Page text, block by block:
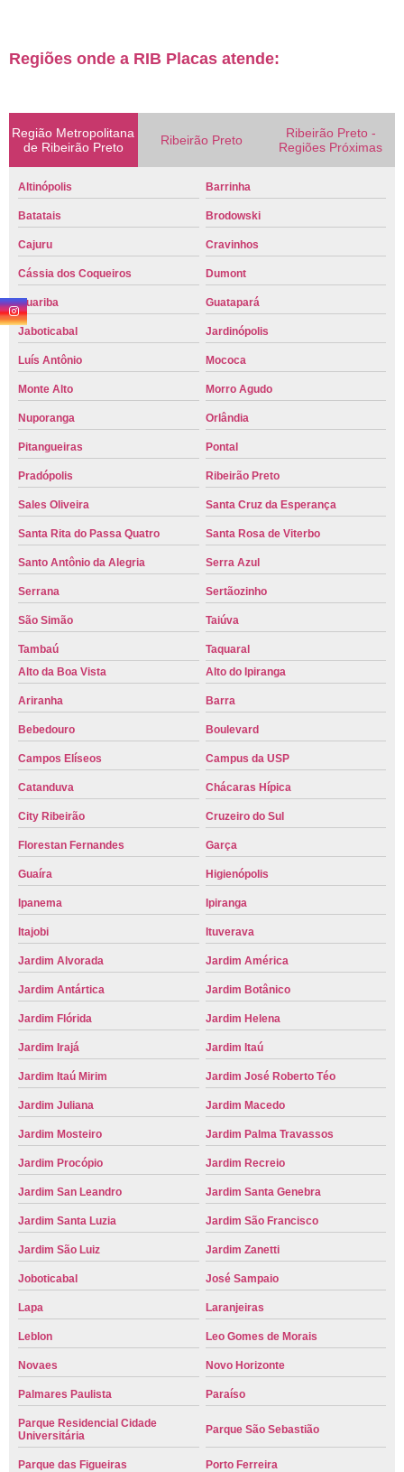
Regiões onde a RIB Placas atende:
Região Metropolitana
de Ribeirão Preto
Ribeirão Preto
Ribeirão Preto -
Regiões Próximas
Altinópolis Barrinha
Batatais Brodowski
Cajuru Cravinhos
Cássia dos Coqueiros Dumont
Guariba Guatapará
Jaboticabal Jardinópolis
Luís Antônio Mococa
Monte Alto Morro Agudo
Nuporanga Orlândia
Pitangueiras Pontal
Pradópolis Ribeirão Preto
Sales Oliveira Santa Cruz da Esperança
Santa Rita do Passa Quatro Santa Rosa de Viterbo
Santo Antônio da Alegria Serra Azul
Serrana Sertãozinho
São Simão Taiúva
Tambaú
Taquaral
Alto da Boa Vista
Alto do Ipiranga
Ariranha Barra
Bebedouro Boulevard
Campos Elíseos Campus da USP
Catanduva Chácaras Hípica
City Ribeirão Cruzeiro do Sul
Florestan Fernandes Garça
Guaíra Higienópolis
Ipanema Ipiranga
Itajobi Ituverava
Jardim Alvorada Jardim América
Jardim Antártica Jardim Botânico
Jardim Flórida Jardim Helena
Jardim Irajá Jardim Itaú
Jardim Itaú Mirim Jardim José Roberto Téo
Jardim Juliana Jardim Macedo
Jardim Mosteiro Jardim Palma Travassos
Jardim Procópio Jardim Recreio
Jardim San Leandro Jardim Santa Genebra
Jardim Santa Luzia Jardim São Francisco
Jardim São Luiz Jardim Zanetti
Joboticabal José Sampaio
Lapa Laranjeiras
Leblon Leo Gomes de Morais
Novaes Novo Horizonte
Palmares Paulista Paraíso
Parque Residencial Cidade
Universitária
Parque São Sebastião
Parque das Figueiras Porto Ferreira